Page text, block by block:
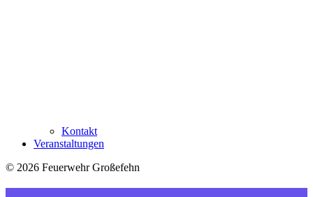
Kontakt
Veranstaltungen
© 2026 Feuerwehr Großefehn